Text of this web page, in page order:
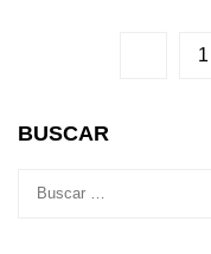
NOVO
PARA
1
BUSCAR